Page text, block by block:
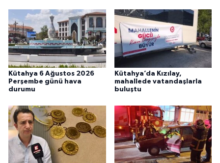
Kütahya 6 Ağustos 2026
Perşembe günü hava
durumu
Kütahya’da Kızılay,
mahallede vatandaşlarla
buluştu